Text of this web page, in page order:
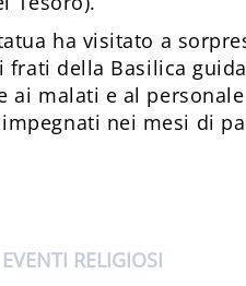
ha visitato a
frati della Basilica
ai malati e al
nei mesi di
EVENTI RELIGIOSI